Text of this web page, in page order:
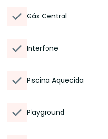
Gás Central
Interfone
Piscina Aquecida
Playground